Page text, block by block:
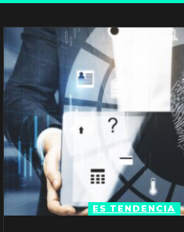
ES TENDENCIA